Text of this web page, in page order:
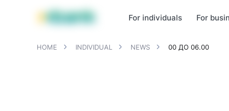
MBANK Products MJunior
For individuals For
HOME INDIVIDUAL NEWS 00 ДО 06.00